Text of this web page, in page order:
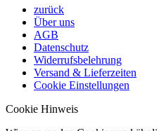
zurück
Über uns
AGB
Datenschutz
Widerrufsbelehrung
Versand & Lieferzeiten
Cookie Einstellungen
Cookie Hinweis